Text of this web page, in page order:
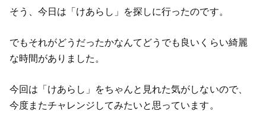
そう、今日は「けあらし」を探しに行ったのです。
でもそれがどうだったかなんてどうでも良いくらい綺麗
な時間がありました。
今回は「けあらし」をちゃんと見れた気がしないので、
今度またチャレンジしてみたいと思っています。